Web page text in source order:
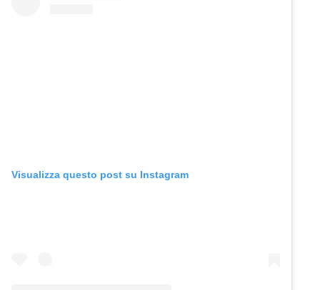
Visualizza questo post su Instagram